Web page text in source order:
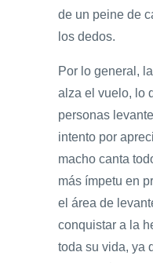
de un peine de
los dedos.
Por lo general,
alza el vuelo, lo
personas
intento por
macho canta
más ímpetu en
el área de
conquistar a la
toda su vida, ya